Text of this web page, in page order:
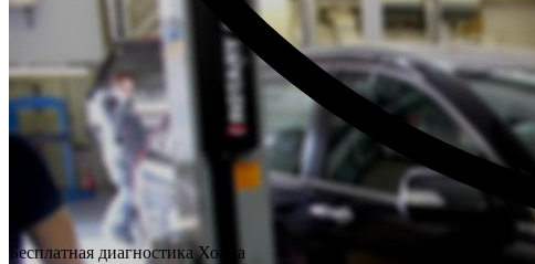
Бесплатная диагностика Хонда